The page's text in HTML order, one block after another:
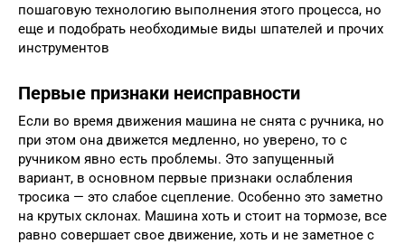
пошаговую технологию выполнения этого процесса, но
еще и подобрать необходимые виды шпателей и прочих
инструментов
Первые признаки неисправности
Если во время движения машина не снята с ручника, но
при этом она движется медленно, но уверено, то с
ручником явно есть проблемы. Это запущенный
вариант, в основном первые признаки ослабления
тросика — это слабое сцепление. Особенно это заметно
на крутых склонах. Машина хоть и стоит на тормозе, все
равно совершает свое движение, хоть и не заметное с